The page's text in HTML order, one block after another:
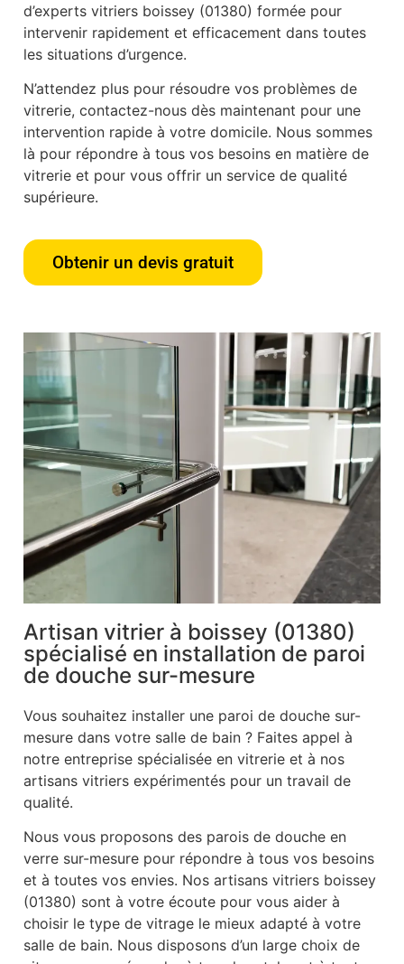
d’experts vitriers boissey (01380) formée pour
intervenir rapidement et efficacement dans toutes
les situations d’urgence.
N’attendez plus pour résoudre vos problèmes de
vitrerie, contactez-nous dès maintenant pour une
intervention rapide à votre domicile. Nous sommes
là pour répondre à tous vos besoins en matière de
vitrerie et pour vous offrir un service de qualité
supérieure.
Obtenir un devis gratuit
Artisan vitrier à boissey (01380)
spécialisé en installation de paroi
de douche sur-mesure
Vous souhaitez installer une paroi de douche sur-
mesure dans votre salle de bain ? Faites appel à
notre entreprise spécialisée en vitrerie et à nos
artisans vitriers expérimentés pour un travail de
qualité.
Nous vous proposons des parois de douche en
verre sur-mesure pour répondre à tous vos besoins
et à toutes vos envies. Nos artisans vitriers boissey
(01380) sont à votre écoute pour vous aider à
choisir le type de vitrage le mieux adapté à votre
salle de bain. Nous disposons d’un large choix de